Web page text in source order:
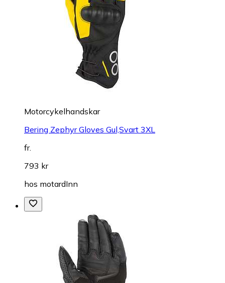
Motorcykelhandskar
Bering Zephyr Gloves Gul,Svart 3XL
fr.
793 kr
hos motardInn